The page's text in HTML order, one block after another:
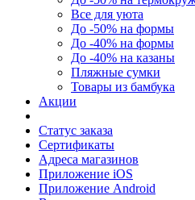
Все для уюта
До -50% на формы
До -40% на формы
До -40% на казаны
Пляжные сумки
Товары из бамбука
Акции
Статус заказа
Сертификаты
Адреса магазинов
Приложение iOS
Приложение Android